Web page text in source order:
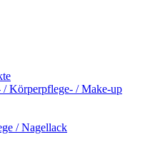
Körperpflege- / Make-up
/ Nagellack